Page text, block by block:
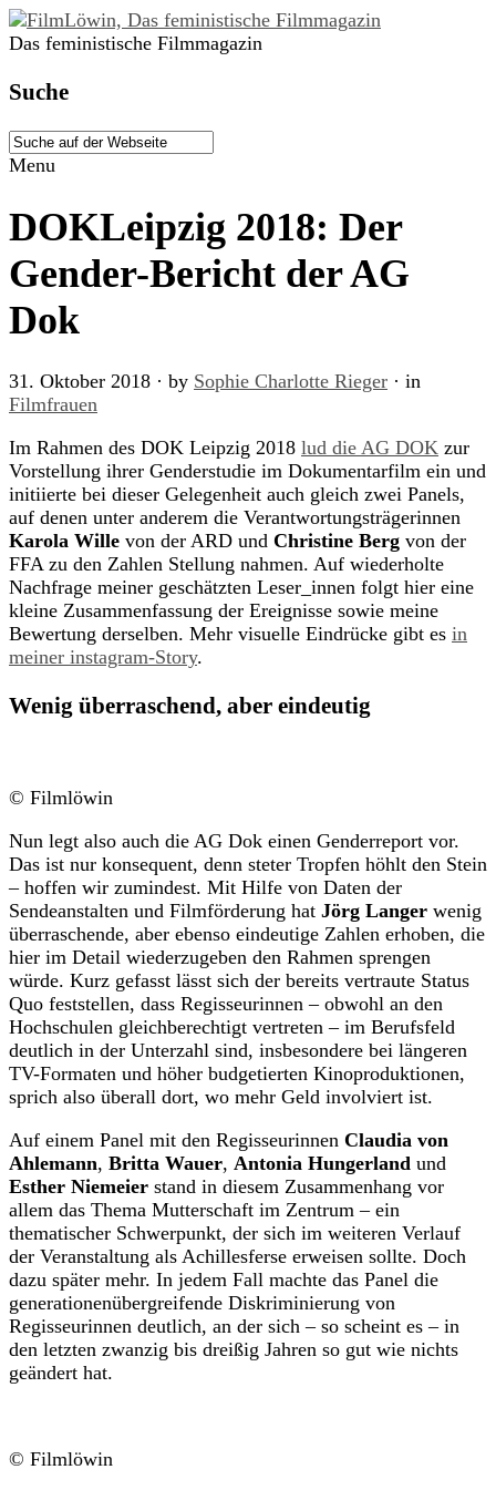
Das feministische Filmmagazin
Suche
Menu
DOKLeipzig 2018: Der
Gender-Bericht der AG
Dok
31. Oktober 2018 · by Sophie Charlotte Rieger · in
Filmfrauen
Im Rahmen des DOK Leipzig 2018 lud die AG DOK zur
Vorstellung ihrer Genderstudie im Dokumentarfilm ein und
initiierte bei dieser Gelegenheit auch gleich zwei Panels,
auf denen unter anderem die Verantwortungsträgerinnen
Karola Wille von der ARD und Christine Berg von der
FFA zu den Zahlen Stellung nahmen. Auf wiederholte
Nachfrage meiner geschätzten Leser_innen folgt hier eine
kleine Zusammenfassung der Ereignisse sowie meine
Bewertung derselben. Mehr visuelle Eindrücke gibt es in
meiner instagram-Story.
Wenig überraschend, aber eindeutig
© Filmlöwin
Nun legt also auch die AG Dok einen Genderreport vor.
Das ist nur konsequent, denn steter Tropfen höhlt den Stein
– hoffen wir zumindest. Mit Hilfe von Daten der
Sendeanstalten und Filmförderung hat Jörg Langer wenig
überraschende, aber ebenso eindeutige Zahlen erhoben, die
hier im Detail wiederzugeben den Rahmen sprengen
würde. Kurz gefasst lässt sich der bereits vertraute Status
Quo feststellen, dass Regisseurinnen – obwohl an den
Hochschulen gleichberechtigt vertreten – im Berufsfeld
deutlich in der Unterzahl sind, insbesondere bei längeren
TV-Formaten und höher budgetierten Kinoproduktionen,
sprich also überall dort, wo mehr Geld involviert ist.
Auf einem Panel mit den Regisseurinnen Claudia von
Ahlemann, Britta Wauer, Antonia Hungerland und
Esther Niemeier stand in diesem Zusammenhang vor
allem das Thema Mutterschaft im Zentrum – ein
thematischer Schwerpunkt, der sich im weiteren Verlauf
der Veranstaltung als Achillesferse erweisen sollte. Doch
dazu später mehr. In jedem Fall machte das Panel die
generationenübergreifende Diskriminierung von
Regisseurinnen deutlich, an der sich – so scheint es – in
den letzten zwanzig bis dreißig Jahren so gut wie nichts
geändert hat.
© Filmlöwin